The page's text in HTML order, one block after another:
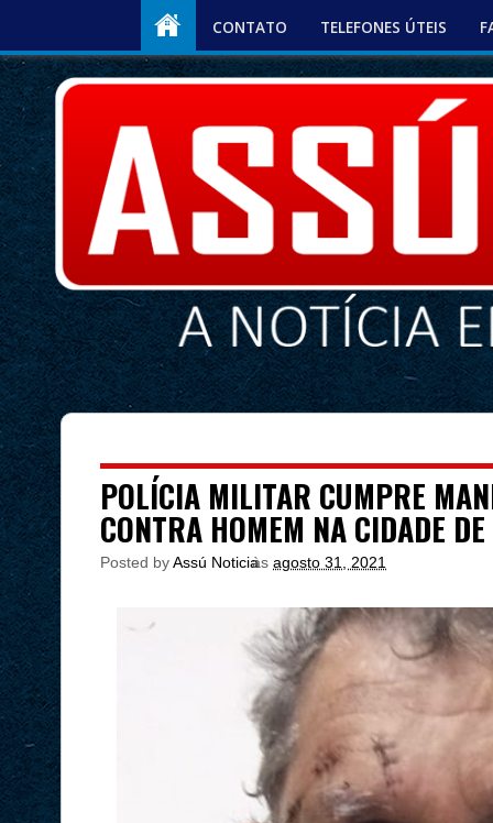
CONTATO TELEFONES ÚTEIS
POLÍCIA MILITAR CUMPRE
CONTRA HOMEM NA CIDADE
Posted byAssú Noticia
às agosto 31, 2021